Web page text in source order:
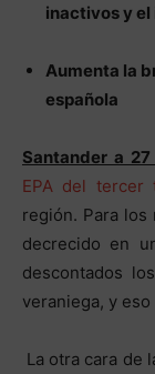
inactivos y
Aumenta la
española
Santander a
EPA del tercer
región. Para los
decrecido en
descontados
veraniega, y
La otra cara de